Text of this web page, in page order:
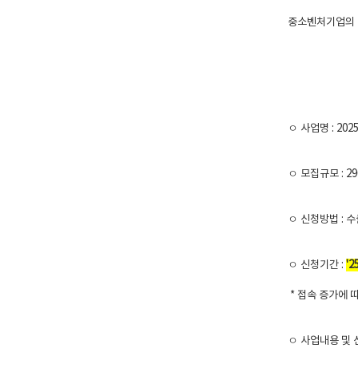
중소벤처기업
ㅇ 사업명 :
ㅇ 모집규모 :
ㅇ 신청방법 :
ㅇ 신청기간 :
* 접속 증가에
ㅇ 사업내용 및